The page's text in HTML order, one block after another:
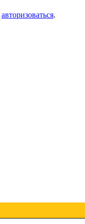
авторизоваться.